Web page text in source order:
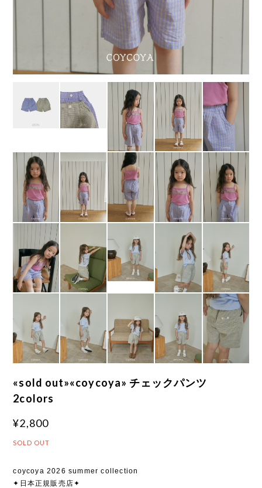
«sold out»«coycoya» チェックパンツ
2colors
¥2,800
SOLD OUT
coycoya 2026 summer collection
✦日本正規販売店✦